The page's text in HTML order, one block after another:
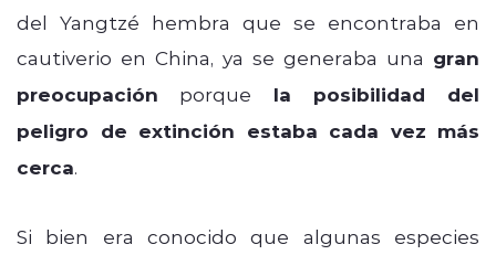
del Yangtzé hembra que se encontraba en
cautiverio en China, ya se generaba una gran
preocupación
porque
la posibilidad del
peligro de extinción estaba cada vez más
cerca.
Si bien era conocido que algunas especies